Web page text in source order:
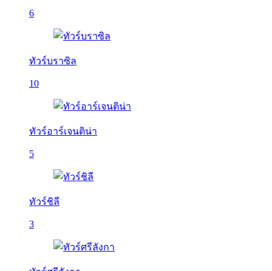
6
ทัวร์บราซิล
10
ทัวร์อาร์เจนติน่า
5
ทัวร์ชิลี
3